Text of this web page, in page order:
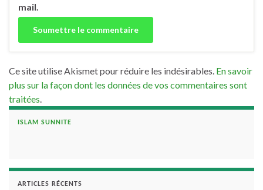
mail.
Ce site utilise Akismet pour réduire les indésirables. En savoir
plus sur la façon dont les données de vos commentaires sont
traitées.
ISLAM SUNNITE
ARTICLES RÉCENTS